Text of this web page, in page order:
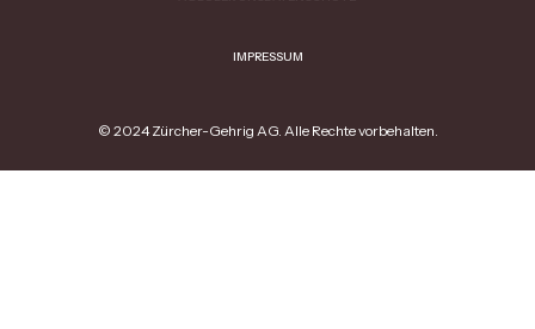
IMPRESSUM
© 2024 Zürcher-Gehrig AG. Alle Rechte vorbehalten.